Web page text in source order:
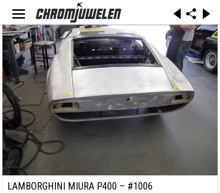
LAMBORGHINI MIURA P400 – #1006